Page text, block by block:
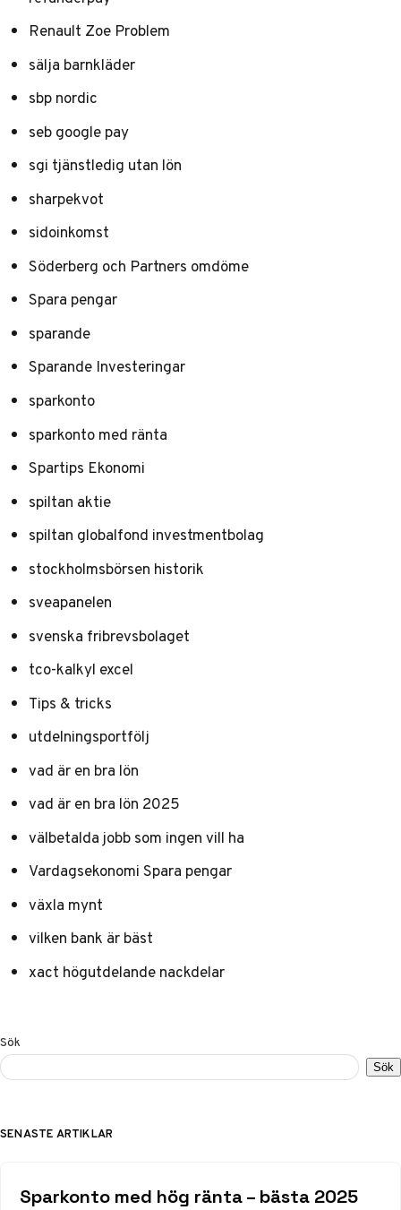
Renault Zoe Problem
sälja barnkläder
sbp nordic
seb google pay
sgi tjänstledig utan lön
sharpekvot
sidoinkomst
Söderberg och Partners omdöme
Spara pengar
sparande
Sparande Investeringar
sparkonto
sparkonto med ränta
Spartips Ekonomi
spiltan aktie
spiltan globalfond investmentbolag
stockholmsbörsen historik
sveapanelen
svenska fribrevsbolaget
tco-kalkyl excel
Tips & tricks
utdelningsportfölj
vad är en bra lön
vad är en bra lön 2025
välbetalda jobb som ingen vill ha
Vardagsekonomi Spara pengar
växla mynt
vilken bank är bäst
xact högutdelande nackdelar
Sök
Sök
SENASTE ARTIKLAR
Sparkonto med hög ränta – bästa 2025